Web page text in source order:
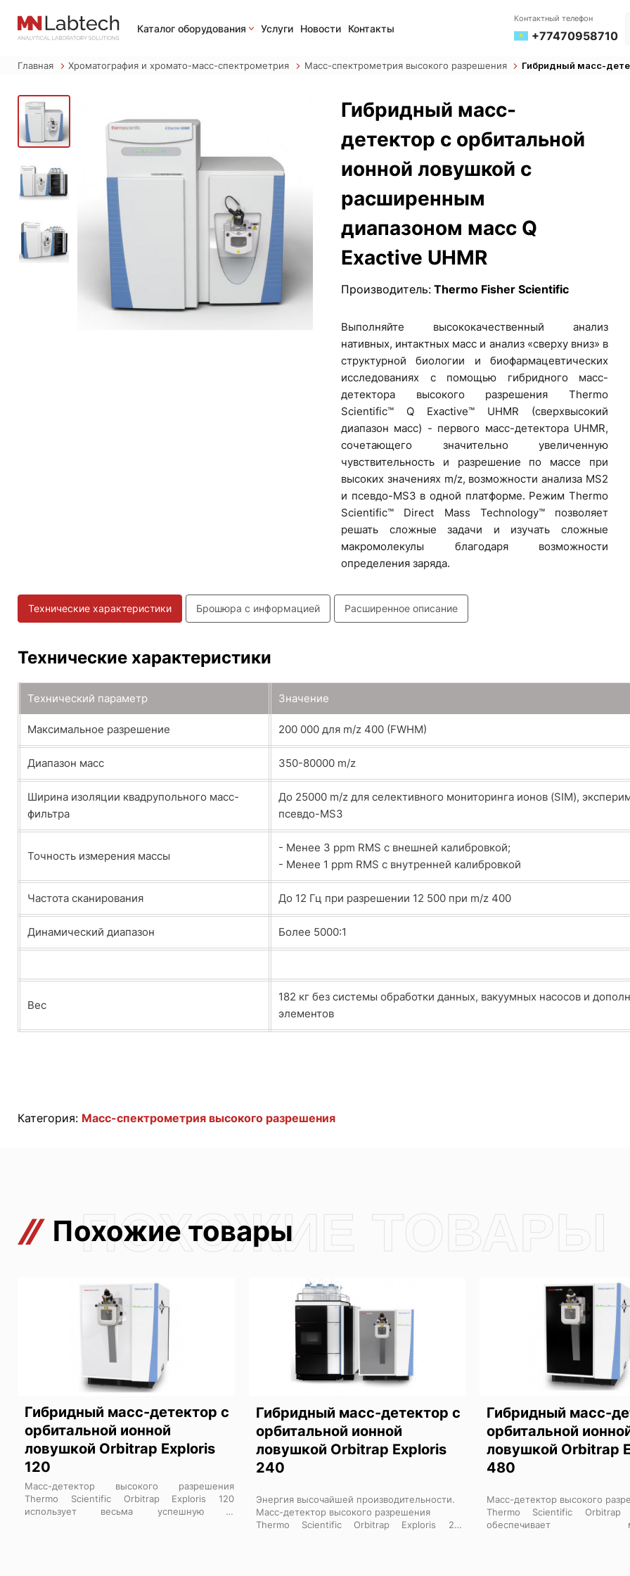
Каталог оборудования Услуги Новости Контакты
Контактный телефон
+77470958710
Главная Хроматография и хромато-масс-спектрометрия Масс-спектрометрия высокого разрешения Гибридный масс-
Гибридный масс-
детектор с орбитальной
ионной ловушкой с
расширенным
диапазоном масс Q
Exactive UHMR
Производитель: Thermo Fisher Scientific
Выполняйте высококачественный анализ
нативных, интактных масс и анализ «сверху вниз» в
структурной биологии и биофармацевтических
исследованиях с помощью гибридного масс-
детектора высокого разрешения Thermo
Scientific™ Q Exactive™ UHMR (сверхвысокий
диапазон масс) - первого масс-детектора UHMR,
сочетающего значительно увеличенную
чувствительность и разрешение по массе при
высоких значениях m/z, возможности анализа MS2
и псевдо-MS3 в одной платформе. Режим Thermo
Scientific™ Direct Mass Technology™ позволяет
решать сложные задачи и изучать сложные
макромолекулы благодаря возможности
определения заряда.
Технические характеристики Брошюра с информацией Расширенное описание
Технические характеристики
Технический параметр Значение
Максимальное разрешение 200 000 для m/z 400 (FWHM)
Диапазон масс 350-80000 m/z
Ширина изоляции квадрупольного масс-
фильтра
До 25000 m/z для селективного мониторинга ионов (SIM),
псевдо-MS3
Точность измерения массы
- Менее 3 ppm RMS с внешней калибровкой;
- Менее 1 ppm RMS с внутренней калибровкой
Частота сканирования До 12 Гц при разрешении 12 500 при m/z 400
Динамический диапазон Более 5000:1
Вес
182 кг без системы обработки данных, вакуумных насосов и
элементов
Категория: Масс-спектрометрия высокого разрешения
Похожие товары
Гибридный масс-детектор с
орбитальной ионной
ловушкой Orbitrap Exploris
120
Масс-детектор высокого разрешения
Thermo Scientific Orbitrap Exploris 120
использует весьма успешную и
Гибридный масс-детектор с
орбитальной ионной
ловушкой Orbitrap Exploris
240
Энергия высочайшей производительности.
Масс-детектор высокого разрешения
Thermo Scientific Orbitrap Exploris 240
Гибридный масс-
орбитальной
ловушкой Orbitrap
480
Масс-детектор высокого
Thermo Scientific Orbitrap
обеспечивает